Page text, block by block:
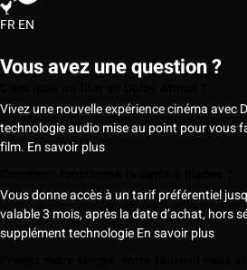
FREN
Vous avez une question ?
Vivez une nouvelle expérience cinéma avec
technologie audio mise au point pour vous
film. En savoir plus
Vous donne accès à un tarif préférentiel
valable 3 mois, après la date d’achat, hors
supplément technologieEn savoir plus